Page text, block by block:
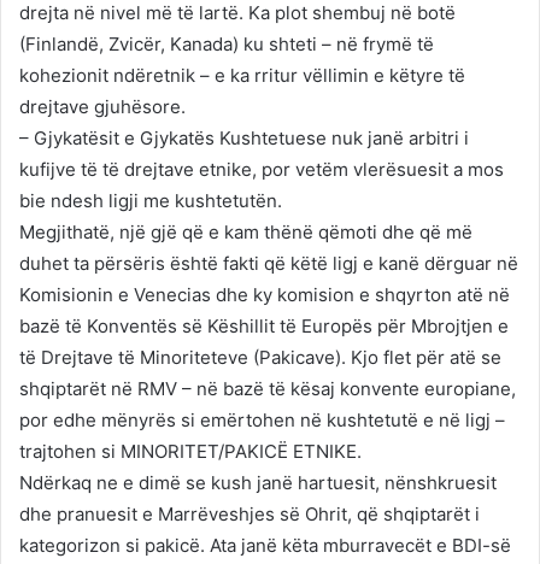
drejta në nivel më të lartë. Ka plot shembuj në botë
(Finlandë, Zvicër, Kanada) ku shteti – në frymë të
kohezionit ndëretnik – e ka rritur vëllimin e këtyre të
drejtave gjuhësore.
– Gjykatësit e Gjykatës Kushtetuese nuk janë arbitri i
kufijve të të drejtave etnike, por vetëm vlerësuesit a mos
bie ndesh ligji me kushtetutën.
Megjithatë, një gjë që e kam thënë qëmoti dhe që më
duhet ta përsëris është fakti që këtë ligj e kanë dërguar në
Komisionin e Venecias dhe ky komision e shqyrton atë në
bazë të Konventës së Këshillit të Europës për Mbrojtjen e
të Drejtave të Minoriteteve (Pakicave). Kjo flet për atë se
shqiptarët në RMV – në bazë të kësaj konvente europiane,
por edhe mënyrës si emërtohen në kushtetutë e në ligj –
trajtohen si MINORITET/PAKICË ETNIKE.
Ndërkaq ne e dimë se kush janë hartuesit, nënshkruesit
dhe pranuesit e Marrëveshjes së Ohrit, që shqiptarët i
kategorizon si pakicë. Ata janë këta mburravecët e BDI-së